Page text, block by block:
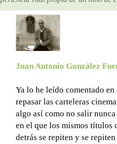
Juan Antonio González
Ya lo he leído comentado
repasar las carteleras
algo así como no salir
en el que los mismos títulos
detrás se repiten y se